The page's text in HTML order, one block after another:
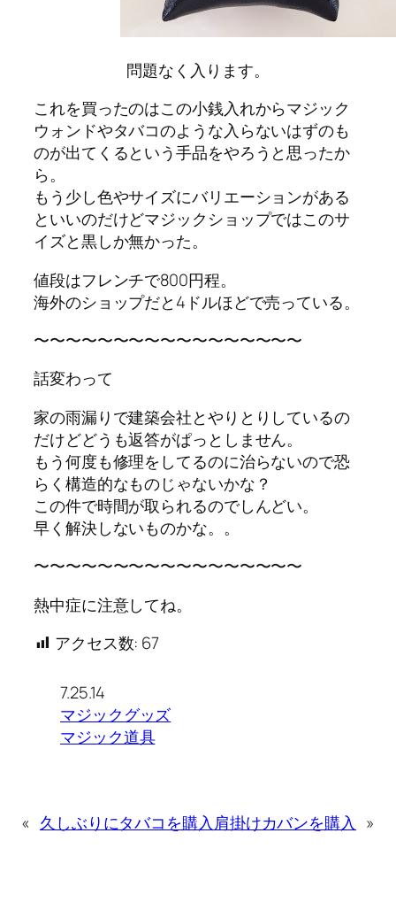
問題なく入ります。
これを買ったのはこの小銭入れからマジック
ウォンドやタバコのような入らないはずのも
のが出てくるという手品をやろうと思ったか
ら。
もう少し色やサイズにバリエーションがある
といいのだけどマジックショップではこのサ
イズと黒しか無かった。
値段はフレンチで800円程。
海外のショップだと4ドルほどで売っている。
〜〜〜〜〜〜〜〜〜〜〜〜〜〜〜〜〜
話変わって
家の雨漏りで建築会社とやりとりしているの
だけどどうも返答がぱっとしません。
もう何度も修理をしてるのに治らないので恐
らく構造的なものじゃないかな？
この件で時間が取られるのでしんどい。
早く解決しないものかな。。
〜〜〜〜〜〜〜〜〜〜〜〜〜〜〜〜〜
熱中症に注意してね。
アクセス数: 67
7.25.14
マジックグッズ
マジック道具
« 久しぶりにタバコを購入肩掛けカバンを購入 »